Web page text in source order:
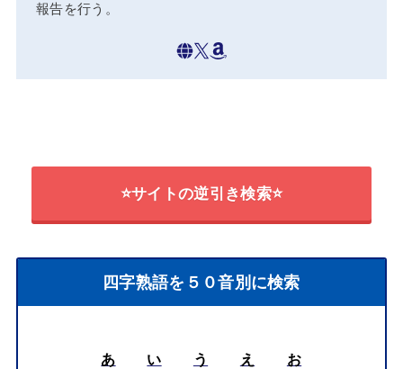
報告を行う。
⭐サイトの逆引き検索⭐
四字熟語を５０音別に検索
あ い う え
お